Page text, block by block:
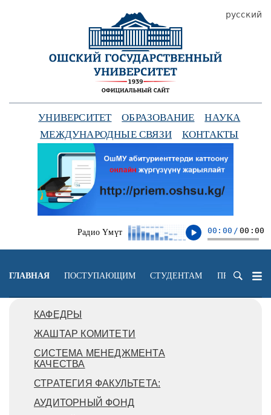
УНИВЕРСИТЕТ ОБРАЗОВАНИЕ
НАУКА
МЕЖДУНАРОДНЫЕ СВЯЗИ
КОНТАКТЫ
Радио Үмүт 00:00 / 00:00
русский
ГЛАВНАЯ ПОСТУПАЮЩИМ СТУДЕНТАМ
КАФЕДРЫ
ЖАШТАР КОМИТЕТИ
СИСТЕМА МЕНЕДЖМЕНТА
КАЧЕСТВА
СТРАТЕГИЯ ФАКУЛЬТЕТА:
АУДИТОРНЫЙ ФОНД